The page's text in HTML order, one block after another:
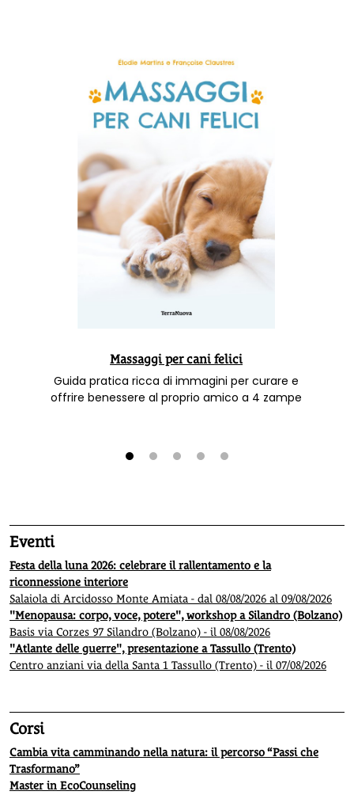
Massaggi per cani felici
Guida pratica ricca di immagini per curare e
offrire benessere al proprio amico a 4 zampe
Eventi
Festa della luna 2026: celebrare il rallentamento e la
riconnessione interiore
Salaiola di Arcidosso Monte Amiata - dal 08/08/2026 al 09/08/2026
"Menopausa: corpo, voce, potere", workshop a Silandro (Bolzano)
Basis via Corzes 97 Silandro (Bolzano) - il 08/08/2026
"Atlante delle guerre", presentazione a Tassullo (Trento)
Centro anziani via della Santa 1 Tassullo (Trento) - il 07/08/2026
Corsi
Cambia vita camminando nella natura: il percorso “Passi che
Trasformano”
Master in EcoCounseling